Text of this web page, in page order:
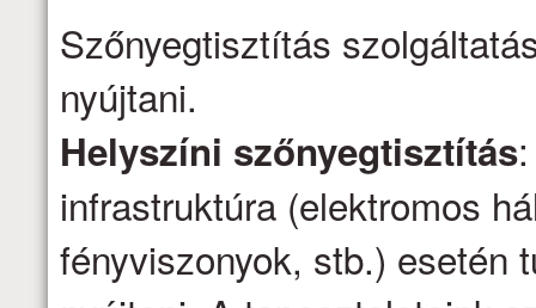
Szőnyegtisztítás
nyújtani.
Helyszíni szőnyegtisztítás
infrastruktúra (elektromos
fényviszonyok, stb.) esetén